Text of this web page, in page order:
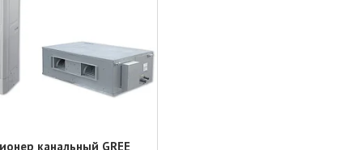
канальный GREE